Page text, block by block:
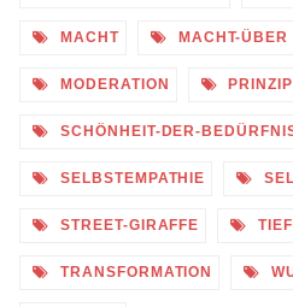
MACHT MACHT-ÜBER
MODERATION
SCHÖNHEIT-DER-
SELBSTEMPATHIE
STREET-GIRAFFE
TRANSFORMATION